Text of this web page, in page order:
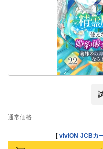
通常価格
[ viviON JCBカ